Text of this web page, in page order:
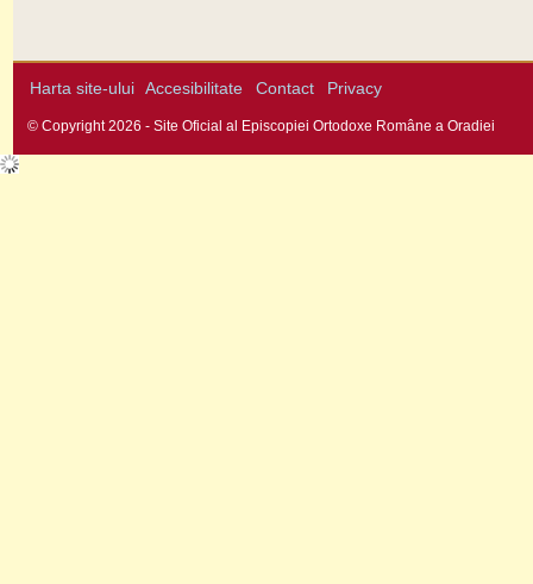
Harta site-ului Accesibilitate Contact Privacy
© Copyright 2026 - Site Oficial al Episcopiei Ortodoxe Române a Oradiei